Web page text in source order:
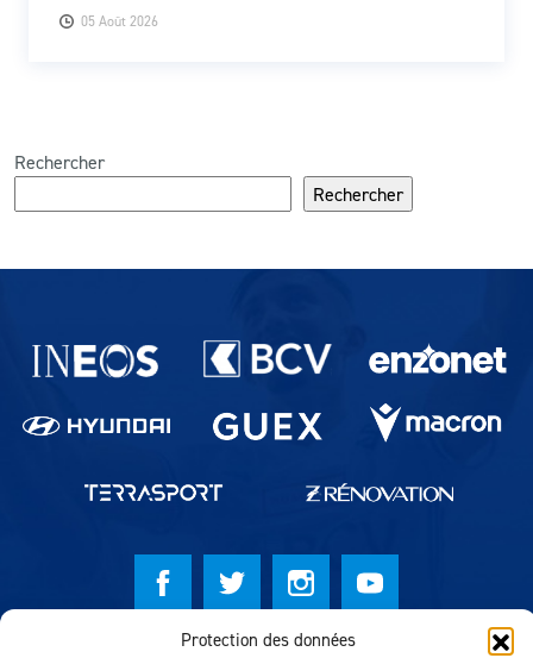
Protection des données
05 Août 2026
Rechercher
Rechercher
Partenaires du lausanne-Sport
© Lausanne Sport Football Club 2026